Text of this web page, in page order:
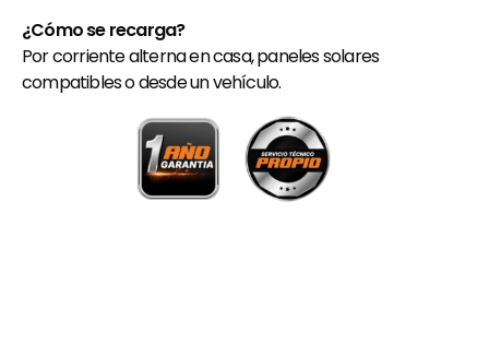
¿Cómo se recarga?
Por corriente alterna en casa, paneles solares
compatibles o desde un vehículo.